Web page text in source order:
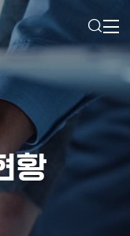
검색
황